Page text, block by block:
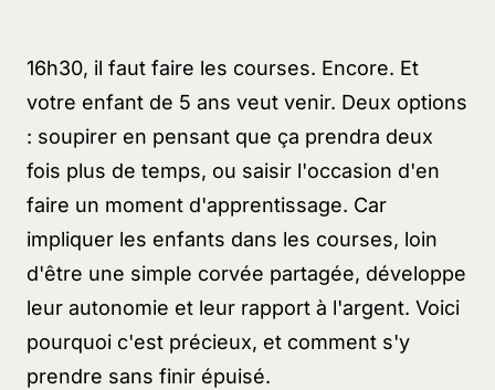
16h30, il faut faire les courses. Encore. Et
votre enfant de 5 ans veut venir. Deux options
: soupirer en pensant que ça prendra deux
fois plus de temps, ou saisir l'occasion d'en
faire un moment d'apprentissage. Car
impliquer les enfants dans les courses, loin
d'être une simple corvée partagée, développe
leur autonomie et leur rapport à l'argent. Voici
pourquoi c'est précieux, et comment s'y
prendre sans finir épuisé.